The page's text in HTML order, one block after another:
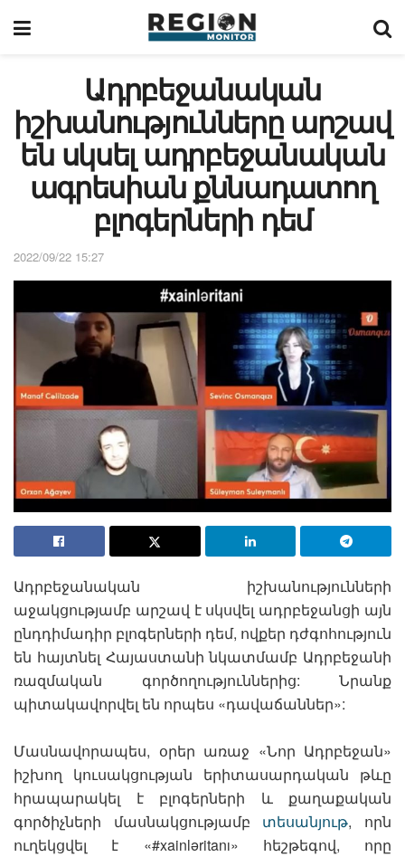
Ադրբեջանական
իշխանությունները արշավ
են սկսել ադրբեջանական
ագրեսիան քննադատող
բլոգերների դեմ
2022/09/22 15:27
Ադրբեջանական իշխանությունների
աջակցությամբ արշավ է սկսվել ադրբեջանցի այն
ընդդիմադիր բլոգերների դեմ, ովքեր դժգոհություն
են հայտնել Հայաստանի նկատմամբ Ադրբեջանի
ռազմական գործողություններից: Նրանք
պիտակավորվել են որպես «դավաճաններ»:
Մասնավորապես, օրեր առաջ «Նոր Ադրբեջան»
իշխող կուսակցության երիտասարդական թևը
հրապարակել է բլոգերների և քաղաքական
գործիչների մասնակցությամբ տեսանյութ, որն
ուղեկցվել է «#xainləritanı» հեշթեգով, որը